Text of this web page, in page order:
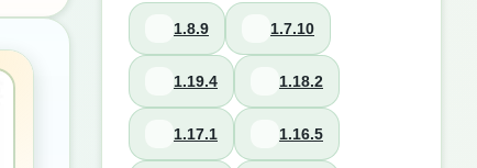
1.8.9 1.7.10
1.19.4 1.18.2
1.17.1 1.16.5